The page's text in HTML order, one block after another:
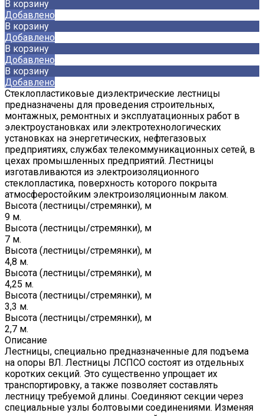
В корзину
Добавлено
В корзину
Добавлено
В корзину
Добавлено
В корзину
Добавлено
Стеклопластиковые диэлектрические лестницы
предназначены для проведения строительных,
монтажных, ремонтных и эксплуатационных работ в
электроустановках или электротехнологических
установках на энергетических, нефтегазовых
предприятиях, службах телекоммуникационных сетей, в
цехах промышленных предприятий. Лестницы
изготавливаются из электроизоляционного
стеклопластика, поверхность которого покрыта
атмосферостойким электроизоляционным лаком.
Высота (лестницы/стремянки), м
9 м.
Высота (лестницы/стремянки), м
7 м.
Высота (лестницы/стремянки), м
4,8 м.
Высота (лестницы/стремянки), м
4,25 м.
Высота (лестницы/стремянки), м
3,3 м.
Высота (лестницы/стремянки), м
2,7 м.
Описание
Лестницы, специально предназначенные для подъема
на опоры ВЛ. Лестницы ЛСПСО состоят из отдельных
коротких секций. Это существенно упрощает их
транспортировку, а также позволяет составлять
лестницу требуемой длины. Соединяют секции через
специальные узлы болтовыми соединениями. Изменяя